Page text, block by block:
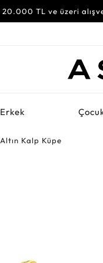
20.000 TL ve üzeri
30.000 TL ve üzeri
Erkek
Altın Kalp Küpe